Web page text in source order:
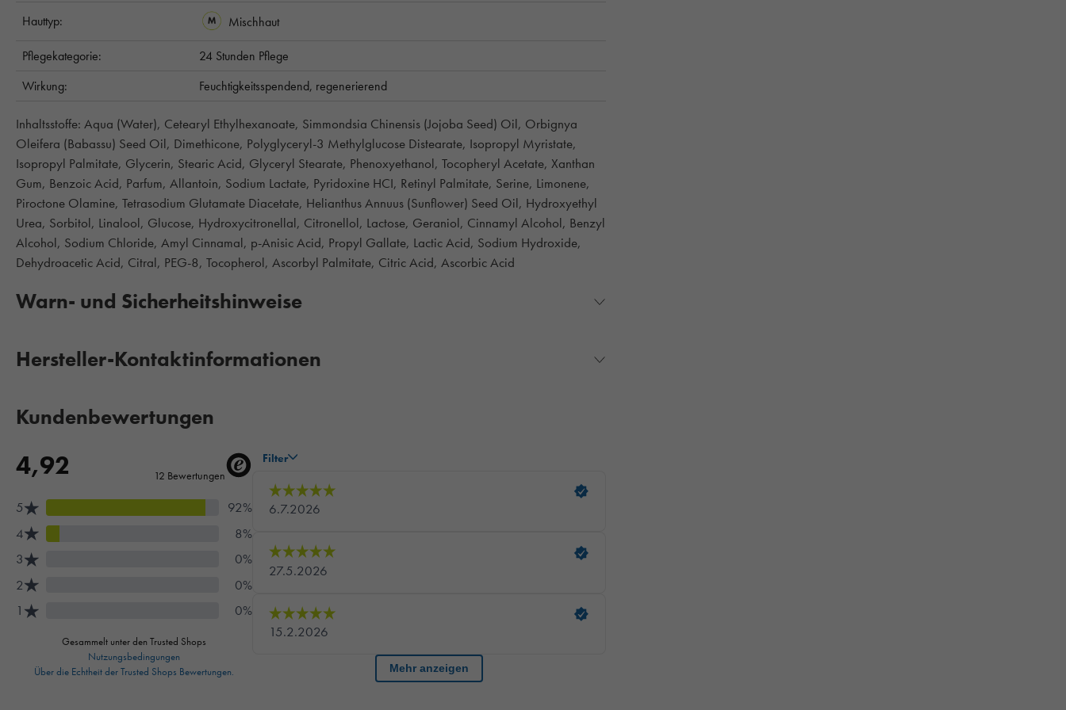
Hauttyp: Mischhaut
Pflegekategorie:
24 Stunden Pflege
Wirkung:
Feuchtigkeitsspendend, regenerierend
Inhaltsstoffe: Aqua (Water), Cetearyl Ethylhexanoate, Simmondsia Chinensis (Jojoba Seed) Oil, Orbignya
Oleifera (Babassu) Seed Oil, Dimethicone, Polyglyceryl-3 Methylglucose Distearate, Isopropyl Myristate,
Isopropyl Palmitate, Glycerin, Stearic Acid, Glyceryl Stearate, Phenoxyethanol, Tocopheryl Acetate, Xanthan
Gum, Benzoic Acid, Parfum, Allantoin, Sodium Lactate, Pyridoxine HCI, Retinyl Palmitate, Serine, Limonene,
Piroctone Olamine, Tetrasodium Glutamate Diacetate, Helianthus Annuus (Sunflower) Seed Oil, Hydroxyethyl
Urea, Sorbitol, Linalool, Glucose, Hydroxycitronellal, Citronellol, Lactose, Geraniol, Cinnamyl Alcohol, Benzyl
Alcohol, Sodium Chloride, Amyl Cinnamal, p-Anisic Acid, Propyl Gallate, Lactic Acid, Sodium Hydroxide,
Dehydroacetic Acid, Citral, PEG-8, Tocopherol, Ascorbyl Palmitate, Citric Acid, Ascorbic Acid
Warn- und Sicherheitshinweise
Hersteller-Kontaktinformationen
Kundenbewertungen